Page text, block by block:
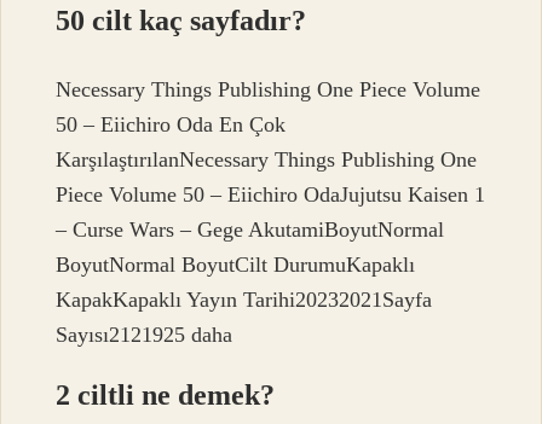
50 cilt kaç sayfadır?
Necessary Things Publishing One Piece Volume
50 – Eiichiro Oda En Çok
KarşılaştırılanNecessary Things Publishing One
Piece Volume 50 – Eiichiro OdaJujutsu Kaisen 1
– Curse Wars – Gege AkutamiBoyutNormal
BoyutNormal BoyutCilt DurumuKapaklı
KapakKapaklı Yayın Tarihi20232021Sayfa
Sayısı2121925 daha
2 ciltli ne demek?